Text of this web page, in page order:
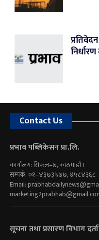
Contact Us
प्रभाव पब्लिकेसन प्रा.लि.
कार्यालय: सिफल–७, काठमाडौं ।
सम्पर्क: ०१–४३७३५७७, ४५८४३६८
Email:
सूचना तथा प्रसारण विभाग